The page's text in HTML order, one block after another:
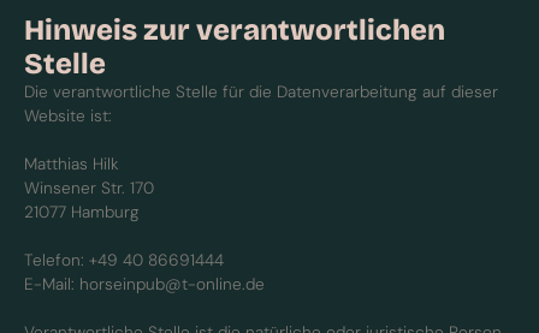
Hinweis zur verantwortlichen
Stelle
Die verantwortliche Stelle für die Datenverarbeitung auf dieser
Website ist:
Matthias Hilk
Winsener Str. 170
21077 Hamburg
Telefon: +49 40 86691444
E-Mail: horseinpub@t-online.de